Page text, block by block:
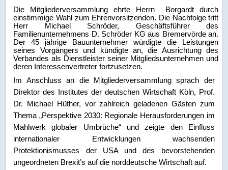
Die Mitgliederversammlung ehrte Herrn
Borgardt durch
einstimmige Wahl zum Ehrenvorsitzenden. Die Nachfolge tritt
Herr Michael Schröder, Geschäftsführer des
Familienunternehmens D. Schröder KG aus Bremervörde an.
Der 45 jährige Bauunternehmer würdigte die Leistungen
seines Vorgängers und kündigte an, die Ausrichtung des
Verbandes als Dienstleister seiner Mitgliedsunternehmen und
deren Interessenvertreter fortzusetzen.
Im Anschluss an die Mitgliederversammlung sprach der
Direktor des Institutes der deutschen Wirtschaft Köln, Prof.
Dr. Michael Hüther, vor zahlreich geladenen Gästen zum
Thema „Perspektive 2030: Regionale Herausforderungen im
Mahlwerk globaler Umbrüche“ und zeigte den Einfluss
internationaler Entwicklungen wachsenden
Protektionismusses der USA und des bevorstehenden
ungeordneten Brexit’s auf die norddeutsche Wirtschaft auf.